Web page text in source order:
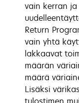
vain kerran
Return
vain yhtä
lakkaavat
määrän
määrä
Lisäksi